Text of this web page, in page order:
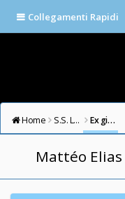
Collegamenti Rapidi
Home S.S. LAZIO FORUM Ex giocatori della Lazio
Mattéo